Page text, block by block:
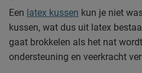
Een latex kussen kun je niet
kussen, wat dus uit latex
gaat brokkelen als het nat
ondersteuning en veerkracht